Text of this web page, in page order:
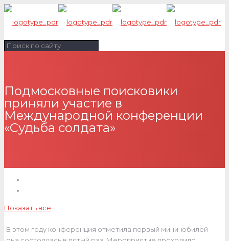
Подмосковные поисковики
приняли участие в
Международной конференции
«Судьба солдата»
Показать все
В этом году конференция отметила первый мини-юбилей –